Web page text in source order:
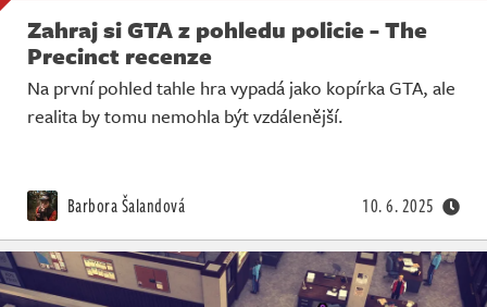
Zahraj si GTA z pohledu policie - The
Precinct recenze
Na první pohled tahle hra vypadá jako kopírka GTA, ale
realita by tomu nemohla být vzdálenější.
Barbora Šalandová 10. 6. 2025